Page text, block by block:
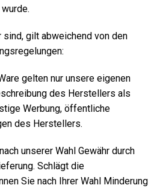
gilt abweichend von den
gelten nur unsere eigenen
des Herstellers als
Werbung, öffentliche
des Herstellers.
unserer Wahl Gewähr durch
Schlägt die
Sie nach Ihrer Wahl Minderung